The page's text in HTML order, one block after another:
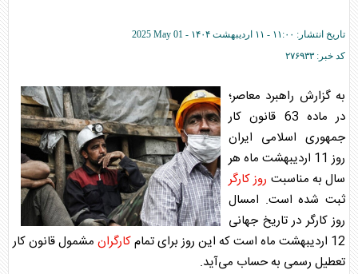
تاریخ انتشار: ۱۱:۰۰ - ۱۱ ارديبهشت ۱۴۰۴ -
2025 May 01
کد خبر: ۲۷۶۹۳۳
به گزارش راهبرد معاصر؛
در ماده 63 قانون کار
جمهوری اسلامی ایران
روز 11 اردیبهشت ماه هر
سال به مناسبت روز کارگر
ثبت شده است. امسال
روز کارگردر تاریخ جهانی
12 اردیبهشت ماه است که این روز برای تمام
کارگران مشمول قانون کار
تعطیل رسمی به حساب می‌آید.